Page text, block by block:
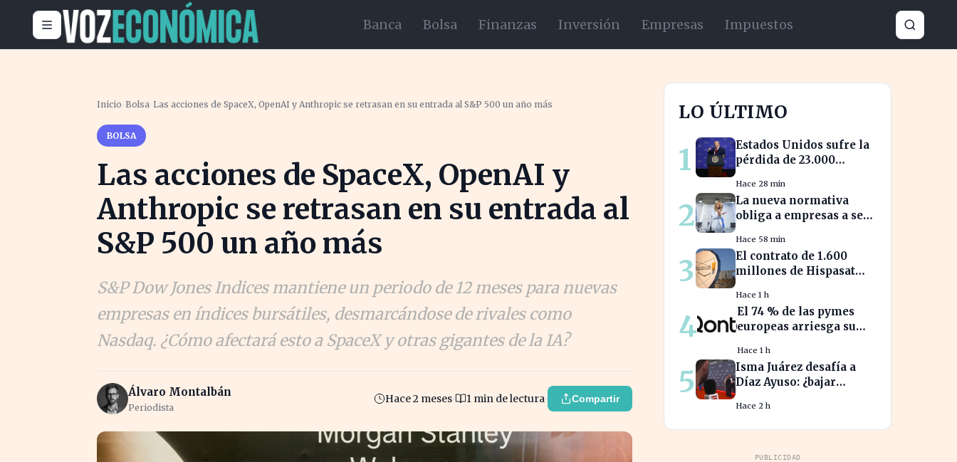
Banca Bolsa Finanzas Inversión Empresas Impuestos
Inicio ›Bolsa›Las acciones de SpaceX, OpenAI y Anthropic se retrasan en su entrada al S&P 500 un año más
BOLSA
Las acciones de SpaceX, OpenAI y
Anthropic se retrasan en su entrada al
S&P 500 un año más
S&P Dow Jones Indices mantiene un periodo de 12 meses para nuevas
empresas en índices bursátiles, desmarcándose de rivales como
Nasdaq. ¿Cómo afectará esto a SpaceX y otras gigantes de la IA?
Álvaro Montalbán
Periodista
Hace 2 meses 1 min de lectura Compartir
LO ÚLTIMO
1
Estados Unidos sufre la
pérdida de 23.000
de la guerra
Hace 28 min
2
La nueva normativa
obliga a empresas a ser
salarios entre
trabajadores en puestos
similares
Hace 58 min
3
El contrato de 1.600
millones de Hispasat
espacial en Europa
Hace 1 h
4
El 74 % de las pymes
europeas arriesga su
trabajar fuera de horas
Hace 1 h
5
Isma Juárez desafía a
Díaz Ayuso: ¿bajar
a la F1?
Hace 2 h
PUBLICIDAD